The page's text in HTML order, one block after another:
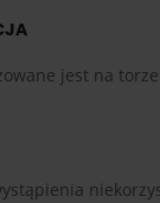
jest na